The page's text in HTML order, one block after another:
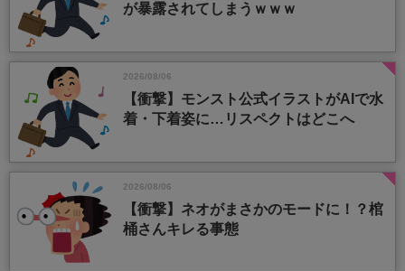
が暴露されてしまうｗｗｗ
2026/08/06
【衝撃】モンスト公式イラストがAIで水
着・下着姿に…リスペクトはどこへ
2026/08/06
【衝撃】ネオがまさかのモードに！？棺
桶さんキレる事態